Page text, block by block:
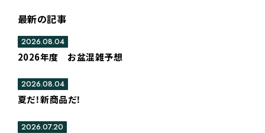
最新の記事
2026年度 お盆混雑予想
2026.08.04
夏だ！新商品だ！
2026.08.04
2026.07.20